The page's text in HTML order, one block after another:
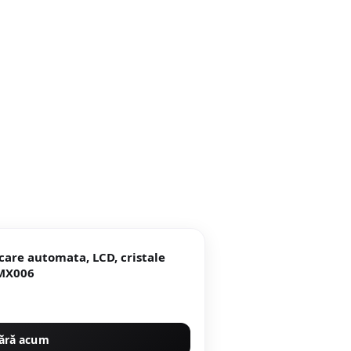
automata, LCD, cristale
acum